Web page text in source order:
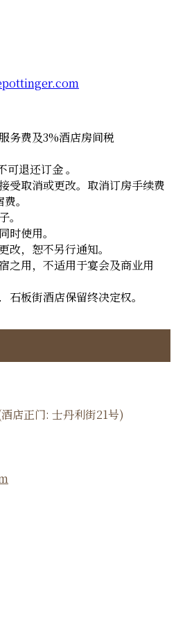
务费及3%酒店房间税
退还订金 。
受取消或更改。取消订房手续费
。
。
时使用。
改，恕不另行通知。
之用，不适用于宴会及商业用
石板街酒店保留终决定权。
店正门: 士丹利街21号)